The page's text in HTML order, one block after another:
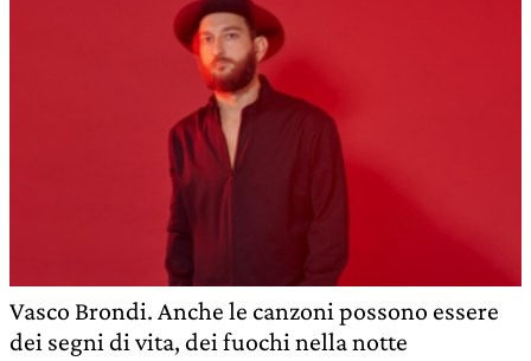
Vasco Brondi. Anche le canzoni possono essere
dei segni di vita, dei fuochi nella notte